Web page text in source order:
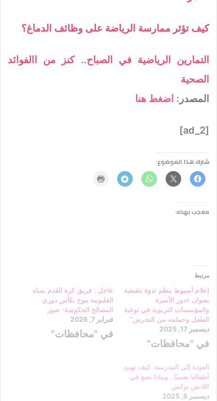
كيف تؤثر ممارسة الرياضة على وظائف الدماغ؟
التمارين الرياضية في الصباح.. كنز من االفوائد
الصحية
المصدر: اضغط هنا
[ad_2]
شارك هذا الموضوع:
معجب بهذه:
مرتبط
إعلام أسيوط ينظم ندوة تثقيفية
بعنوان «دور الأسرة
والمؤسسات التربوية في توعية
الطفل وحمايته من التحرش”
ديسمبر 17, 2025
في "محافظات"
عاجل : فريق كرة القدم بمياه
القليوبية يتوج بكأس دوري
المصالح الحكومية- صور
فبراير 7, 2026
في "محافظات"
العودة إلى المدرسة: كيف نهيئ
أطفالنا نفسيًا.. وماذا نضع في
اللانش بوكس
ديسمبر 8, 2025